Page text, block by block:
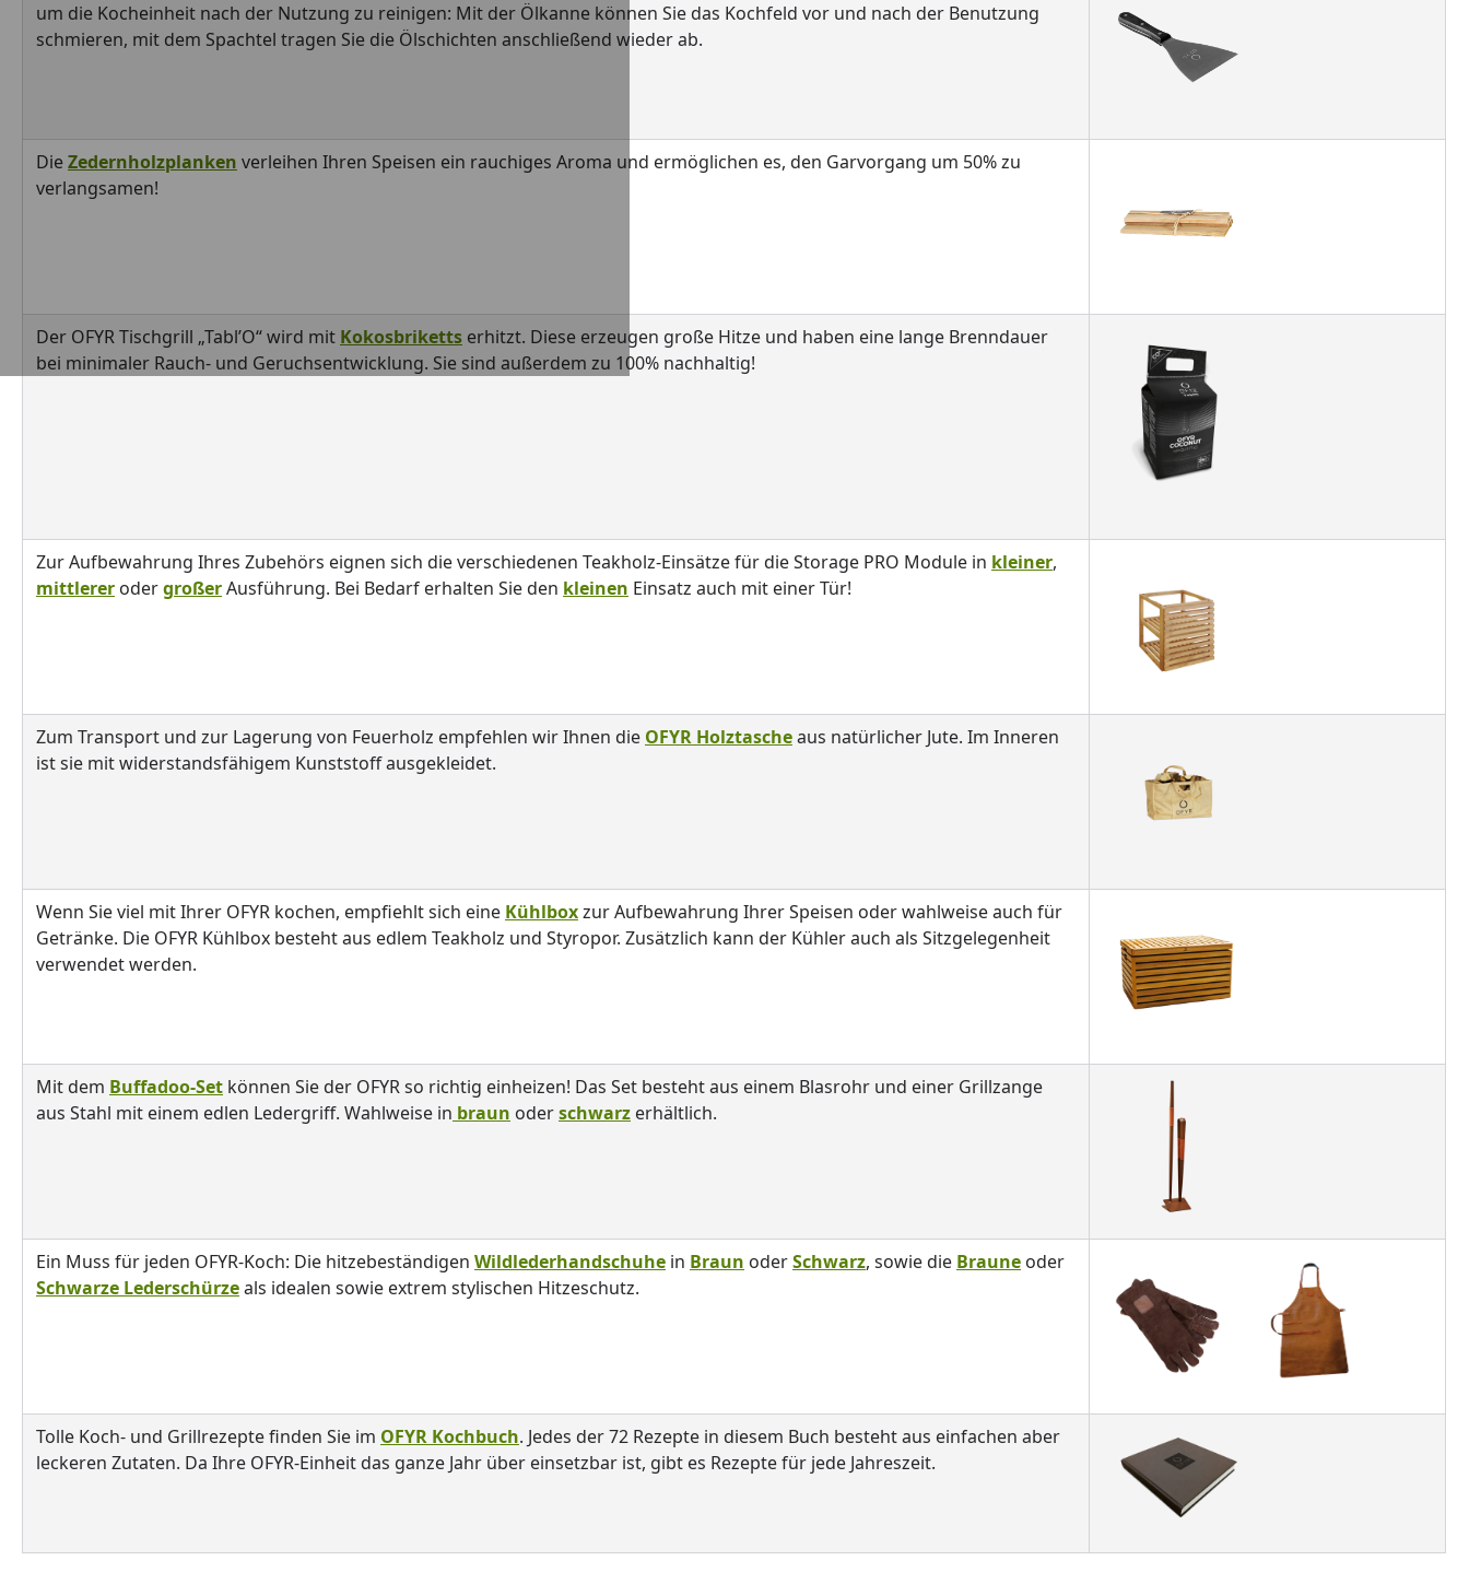
um die Kocheinheit nach der Nutzung zu reinigen: Mit der Ölkanne können Sie das Kochfeld vor und nach der Benutzung
schmieren, mit dem Spachtel tragen Sie die Ölschichten anschließend wieder ab.
DieZedernholzplanken verleihen Ihren Speisen ein rauchiges Aroma und ermöglichen es, den Garvorgang um 50% zu
verlangsamen!
Der OFYR Tischgrill „Tabl’O“ wird mit Kokosbriketts erhitzt. Diese erzeugen große Hitze und haben eine lange Brenndauer
bei minimaler Rauch- und Geruchsentwicklung. Sie sind außerdem zu 100% nachhaltig!
Zur Aufbewahrung Ihres Zubehörs eignen sich die verschiedenen Teakholz-Einsätze für die Storage PRO Module in kleiner,
mittlerer odergroßerAusführung. Bei Bedarf erhalten Sie den kleinen Einsatz auch mit einer Tür!
Zum Transport und zur Lagerung von Feuerholz empfehlen wir Ihnen die OFYR Holztascheaus natürlicher Jute. Im Inneren
ist sie mit widerstandsfähigem Kunststoff ausgekleidet.
Wenn Sie viel mit Ihrer OFYR kochen, empfiehlt sich eine Kühlboxzur Aufbewahrung Ihrer Speisen oder wahlweise auch für
Getränke. Die OFYR Kühlbox besteht aus edlem Teakholz und Styropor. Zusätzlich kann der Kühler auch als Sitzgelegenheit
verwendet werden.
Mit dem Buffadoo-Set können Sie der OFYR so richtig einheizen! Das Set besteht aus einem Blasrohr und einer Grillzange
aus Stahl mit einem edlen Ledergriff. Wahlweise in braun oderschwarz erhältlich.
Ein Muss für jeden OFYR-Koch: Die hitzebeständigen Wildlederhandschuhe in Braun oderSchwarz, sowie die Braune oder
Schwarze Lederschürzeals idealen sowie extrem stylischen Hitzeschutz.
Tolle Koch- und Grillrezepte finden Sie im OFYR Kochbuch. Jedes der 72 Rezepte in diesem Buch besteht aus einfachen aber
leckeren Zutaten. Da Ihre OFYR-Einheit das ganze Jahr über einsetzbar ist, gibt es Rezepte für jede Jahreszeit.